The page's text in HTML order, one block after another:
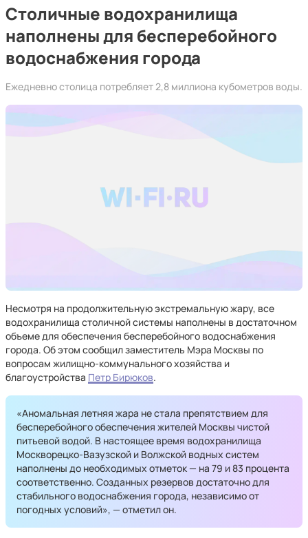
Столичные водохранилища
наполнены для бесперебойного
водоснабжения города
Ежедневно столица потребляет 2,8 миллиона кубометров воды.
Несмотря на продолжительную экстремальную жару, все
водохранилища столичной системы наполнены в достаточном
объеме для обеспечения бесперебойного водоснабжения
города. Об этом сообщил заместитель Мэра Москвы по
вопросам жилищно-коммунального хозяйства и
благоустройства Петр Бирюков.
«Аномальная летняя жара не стала препятствием для
бесперебойного обеспечения жителей Москвы чистой
питьевой водой. В настоящее время водохранилища
Москворецко-Вазузской и Волжской водных систем
наполнены до необходимых отметок — на 79 и 83 процента
соответственно. Созданных резервов достаточно для
стабильного водоснабжения города, независимо от
погодных условий», — отметил он.